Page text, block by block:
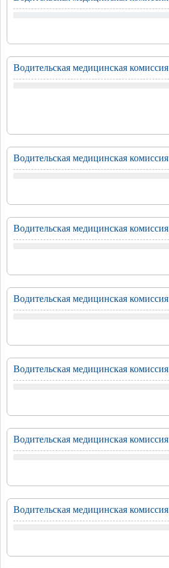
Водительская медицинская комиссия
Водительская медицинская комиссия
Водительская медицинская комиссия
Водительская медицинская комиссия
Водительская медицинская комиссия
Водительская медицинская комиссия
Водительская медицинская комиссия